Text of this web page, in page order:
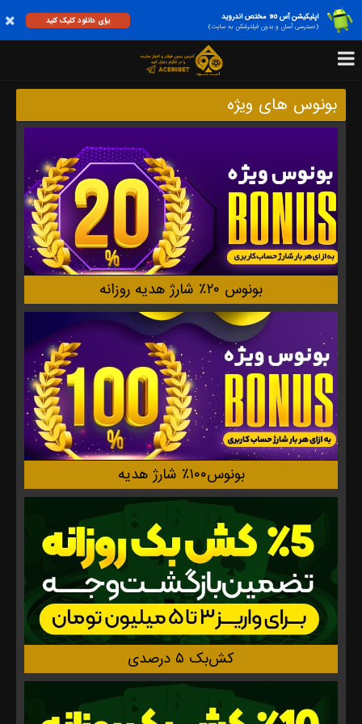
اپلیکیشن آس 90 مختص اندروید
(دسترسی آسان و بدون فیلترشکن به سایت)
برای دانلود کلیک کنید
بونوس های ویژه
بونوس ۲۰٪ شارژ هدیه روزانه
بونوس۱۰۰٪ شارژ هدیه
کش‌بک ۵ درصدی